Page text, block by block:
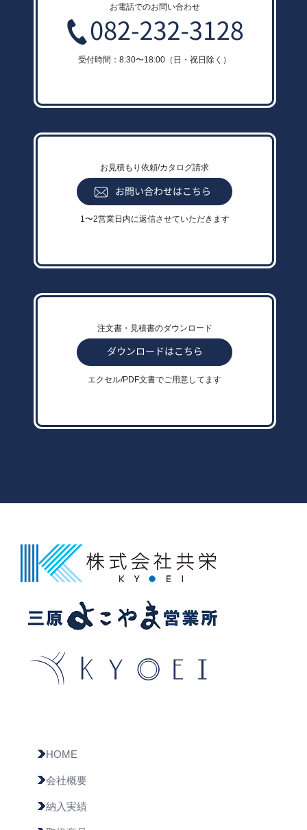
お電話でのお問い合わせ
受付時間：8:30〜18:00（日・祝日除く）
お見積もり依頼/カタログ請求
1〜2営業日内に返信させていただきます
注文書・見積書のダウンロード
エクセル/PDF文書でご用意してます
HOME
会社概要
納入実績